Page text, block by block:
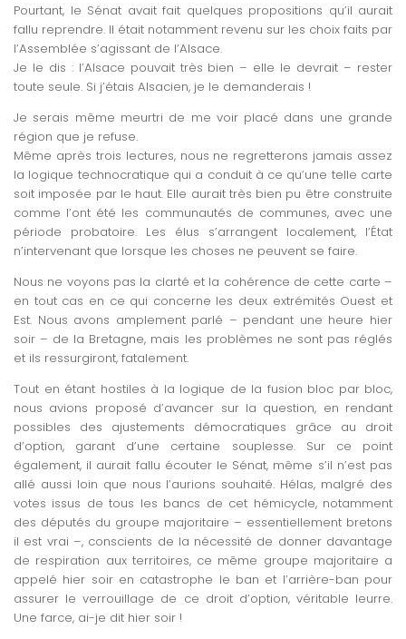
Pourtant, le Sénat avait fait quelques propositions qu’il aurait
fallu reprendre. Il était notamment revenu sur les choix faits par
l’Assemblée s’agissant de l’Alsace.
Je le dis : l’Alsace pouvait très bien – elle le devrait – rester
toute seule. Si j’étais Alsacien, je le demanderais !
Je serais même meurtri de me voir placé dans une grande
région que je refuse.
Même après trois lectures, nous ne regretterons jamais assez
la logique technocratique qui a conduit à ce qu’une telle carte
soit imposée par le haut. Elle aurait très bien pu être construite
comme l’ont été les communautés de communes, avec une
période probatoire. Les élus s’arrangent localement, l’État
n’intervenant que lorsque les choses ne peuvent se faire.
Nous ne voyons pas la clarté et la cohérence de cette carte –
en tout cas en ce qui concerne les deux extrémités Ouest et
Est. Nous avons amplement parlé – pendant une heure hier
soir – de la Bretagne, mais les problèmes ne sont pas réglés
et ils ressurgiront, fatalement.
Tout en étant hostiles à la logique de la fusion bloc par bloc,
nous avions proposé d’avancer sur la question, en rendant
possibles des ajustements démocratiques grâce au droit
d’option, garant d’une certaine souplesse. Sur ce point
également, il aurait fallu écouter le Sénat, même s’il n’est pas
allé aussi loin que nous l’aurions souhaité. Hélas, malgré des
votes issus de tous les bancs de cet hémicycle, notamment
des députés du groupe majoritaire – essentiellement bretons
il est vrai –, conscients de la nécessité de donner davantage
de respiration aux territoires, ce même groupe majoritaire a
appelé hier soir en catastrophe le ban et l’arrière-ban pour
assurer le verrouillage de ce droit d’option, véritable leurre.
Une farce, ai-je dit hier soir !